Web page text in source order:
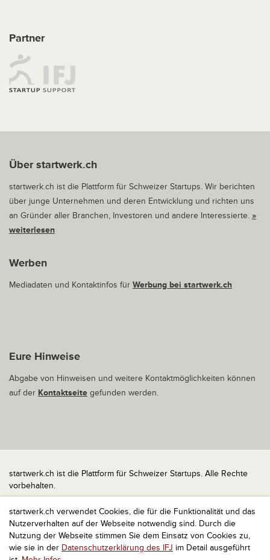
startwerk.ch verwendet Cookies, die für die Funktionalität und das
Nutzerverhalten auf der Webseite notwendig sind. Durch die
Nutzung der Webseite stimmen Sie dem Einsatz von Cookies zu,
wie sie in der Datenschutzerklärung des IFJ im Detail ausgeführt
Partner
Über startwerk.ch
startwerk.ch ist die Plattform für Schweizer Startups. Wir berichten
über junge Unternehmen und deren Entwicklung und richten uns
an Gründer aller Branchen, Investoren und andere Interessierte. »
weiterlesen
Werben
Mediadaten und Kontaktinfos für Werbung bei startwerk.ch
Eure Hinweise
Abgabe von Hinweisen und weitere Kontaktmöglichkeiten können
auf der Kontaktseite gefunden werden.
startwerk.ch ist die Plattform für Schweizer Startups. Alle Rechte
vorbehalten.
Impressum
Kontakt
nach oben